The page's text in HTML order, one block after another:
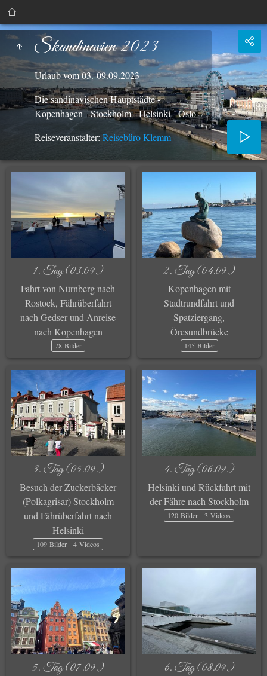
Skandinavien 2023
Urlaub vom 03.-09.09.2023
Die sandinavischen Hauptstädte -
Kopenhagen - Stockholm - Helsinki - Oslo
Reiseveranstalter: Reisebüro Klemm
1. Tag (03.09.)
Fahrt von Nürnberg nach
Rostock, Fährüberfahrt
nach Gedser und Anreise
nach Kopenhagen
78 Bilder
2. Tag (04.09.)
Kopenhagen mit
Stadtrundfahrt und
Spatziergang,
Öresundbrücke
145 Bilder
3. Tag (05.09.)
Besuch der Zuckerbäcker
(Polkagrisar) Stockholm
und Fährüberfahrt nach
Helsinki
109 Bilder 4 Videos
4. Tag (06.09.)
Helsinki und Rückfahrt mit
der Fähre nach Stockholm
120 Bilder 3 Videos
5. Tag (07.09.) 6. Tag (08.09.)